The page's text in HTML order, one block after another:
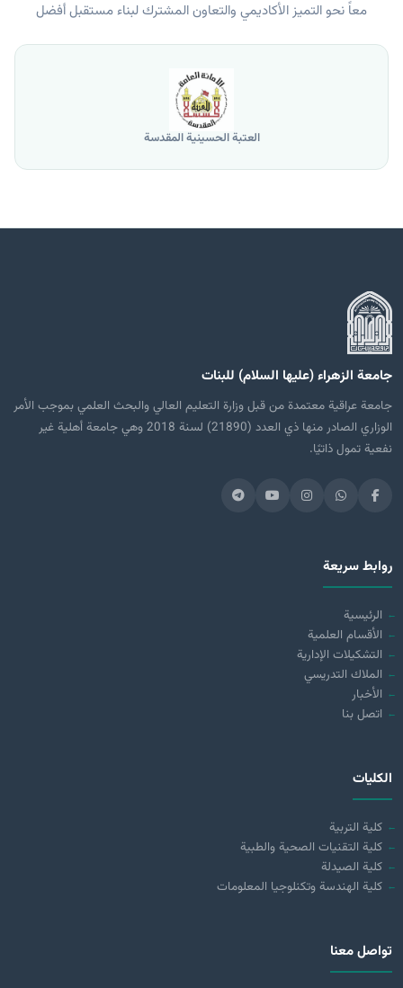
معاً نحو التميز الأكاديمي والتعاون المشترك لبناء مستقبل أفضل
العتبة الحسينية المقدسة
جامعة الزهراء (عليها السلام) للبنات
جامعة عراقية معتمدة من قبل وزارة التعليم العالي والبحث العلمي بموجب الأمر
الوزاري الصادر منها ذي العدد (21890) لسنة 2018 وهي جامعة أهلية غير
نفعية تمول ذاتيًا.
روابط سريعة
الرئيسية
الأقسام العلمية
التشكيلات الإدارية
الملاك التدريسي
الأخبار
اتصل بنا
الكليات
كلية التربية
كلية التقنيات الصحية والطبية
كلية الصيدلة
كلية الهندسة وتكنلوجيا المعلومات
تواصل معنا